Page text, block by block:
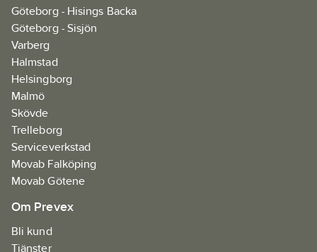
Göteborg - Hisings Backa
Göteborg - Sisjön
Varberg
Halmstad
Helsingborg
Malmö
Skövde
Trelleborg
Serviceverkstad
Movab Falköping
Movab Götene
Om Prevex
Bli kund
Tjänster